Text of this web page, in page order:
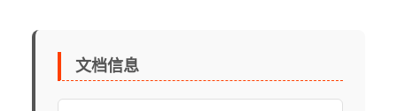
文档信息